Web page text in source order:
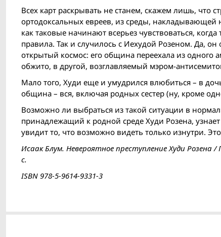
Всех карт раскрывать не станем, скажем лишь, что
ортодоксальных евреев, из среды, накладывающей
как таковые начинают всерьез чувствоваться,
правила. Так и случилось с Иехудой Розеном. Да,
открытый космос: его община переехала из одного
обжито, в другой, возглавляемый мэром-
Мало того, Худи еще и умудрился влюбиться – в
община – вся, включая родных сестер (ну, кроме
Возможно ли выбраться из такой ситуации в
принадлежащий к родной среде Худи Розена,
увидит то, что возможно видеть только изнутри.
Исаак Блум. Невероятное преступление Худи Розена /
с.
ISBN 978-5-9614-9331-3